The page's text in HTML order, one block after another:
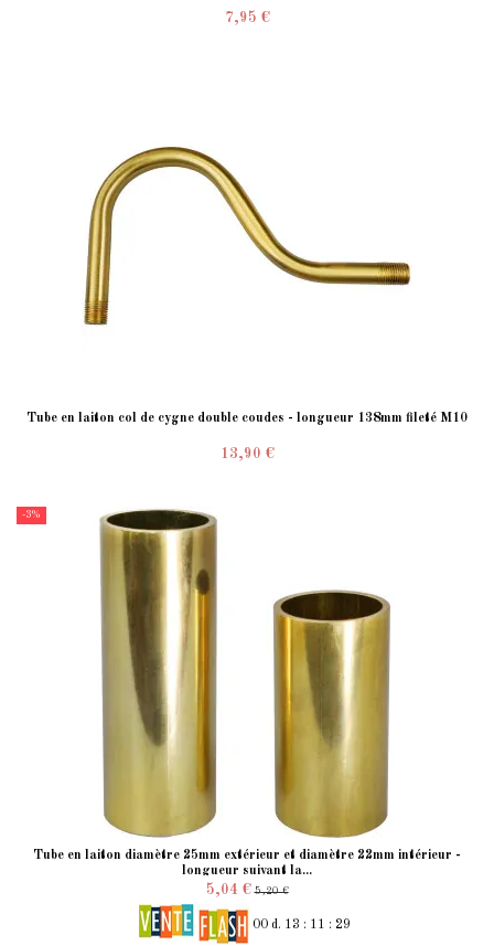
7,95 €
Tube en laiton col de cygne double coudes - longueur 138mm fileté M10
13,90 €
-3%
Tube en laiton diamètre 25mm extérieur et diamètre 22mm intérieur -
longueur suivant la...
5,04 € 5,20 €
00 d. 13 : 11 : 28